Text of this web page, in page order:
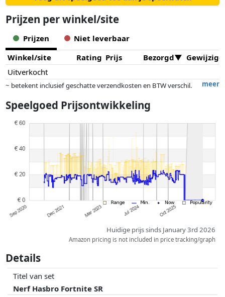
Prijzen per winkel/site
Prijzen
Niet leverbaar
Winkel/site
Rating Prijs Bezorgd
Gewijzigd
Uitverkocht
meer
~ betekent inclusief geschatte verzendkosten en BTW verschil.
gewicht.
Prijzen en beschikbaarheid kunnen zijn veranderd sinds de laatste
partners hebben hier geen enkele invoed op. Alleen bij gelijke prijzen
kunnen historische prestaties de volgorde beïnvloeden.
Speelgoed Prijsontwikkeling
Huidige prijs sinds January 3rd 2026
Amazon pricing is not included in price tracking/graph
Details
Titel van set
Nerf Hasbro Fortnite SR